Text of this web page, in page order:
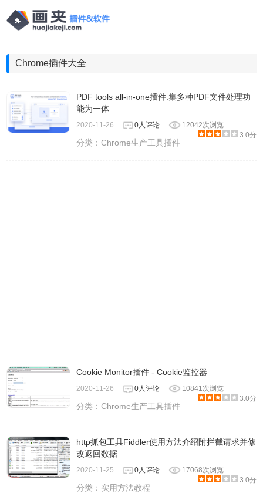
Chrome插件大全
PDF tools all-in-one插件:集多种PDF文件处理功
能为一体
2020-11-26 0人评论
12042次浏览
3.0分
分类：Chrome生产工具插件
Cookie Monitor插件 - Cookie监控器
2020-11-26 0人评论
10841次浏览
3.0分
分类：Chrome生产工具插件
http抓包工具Fiddler使用方法介绍附拦截请求并修
改返回数据
2020-11-25 0人评论
17068次浏览
3.0分
分类： 实用方法教程